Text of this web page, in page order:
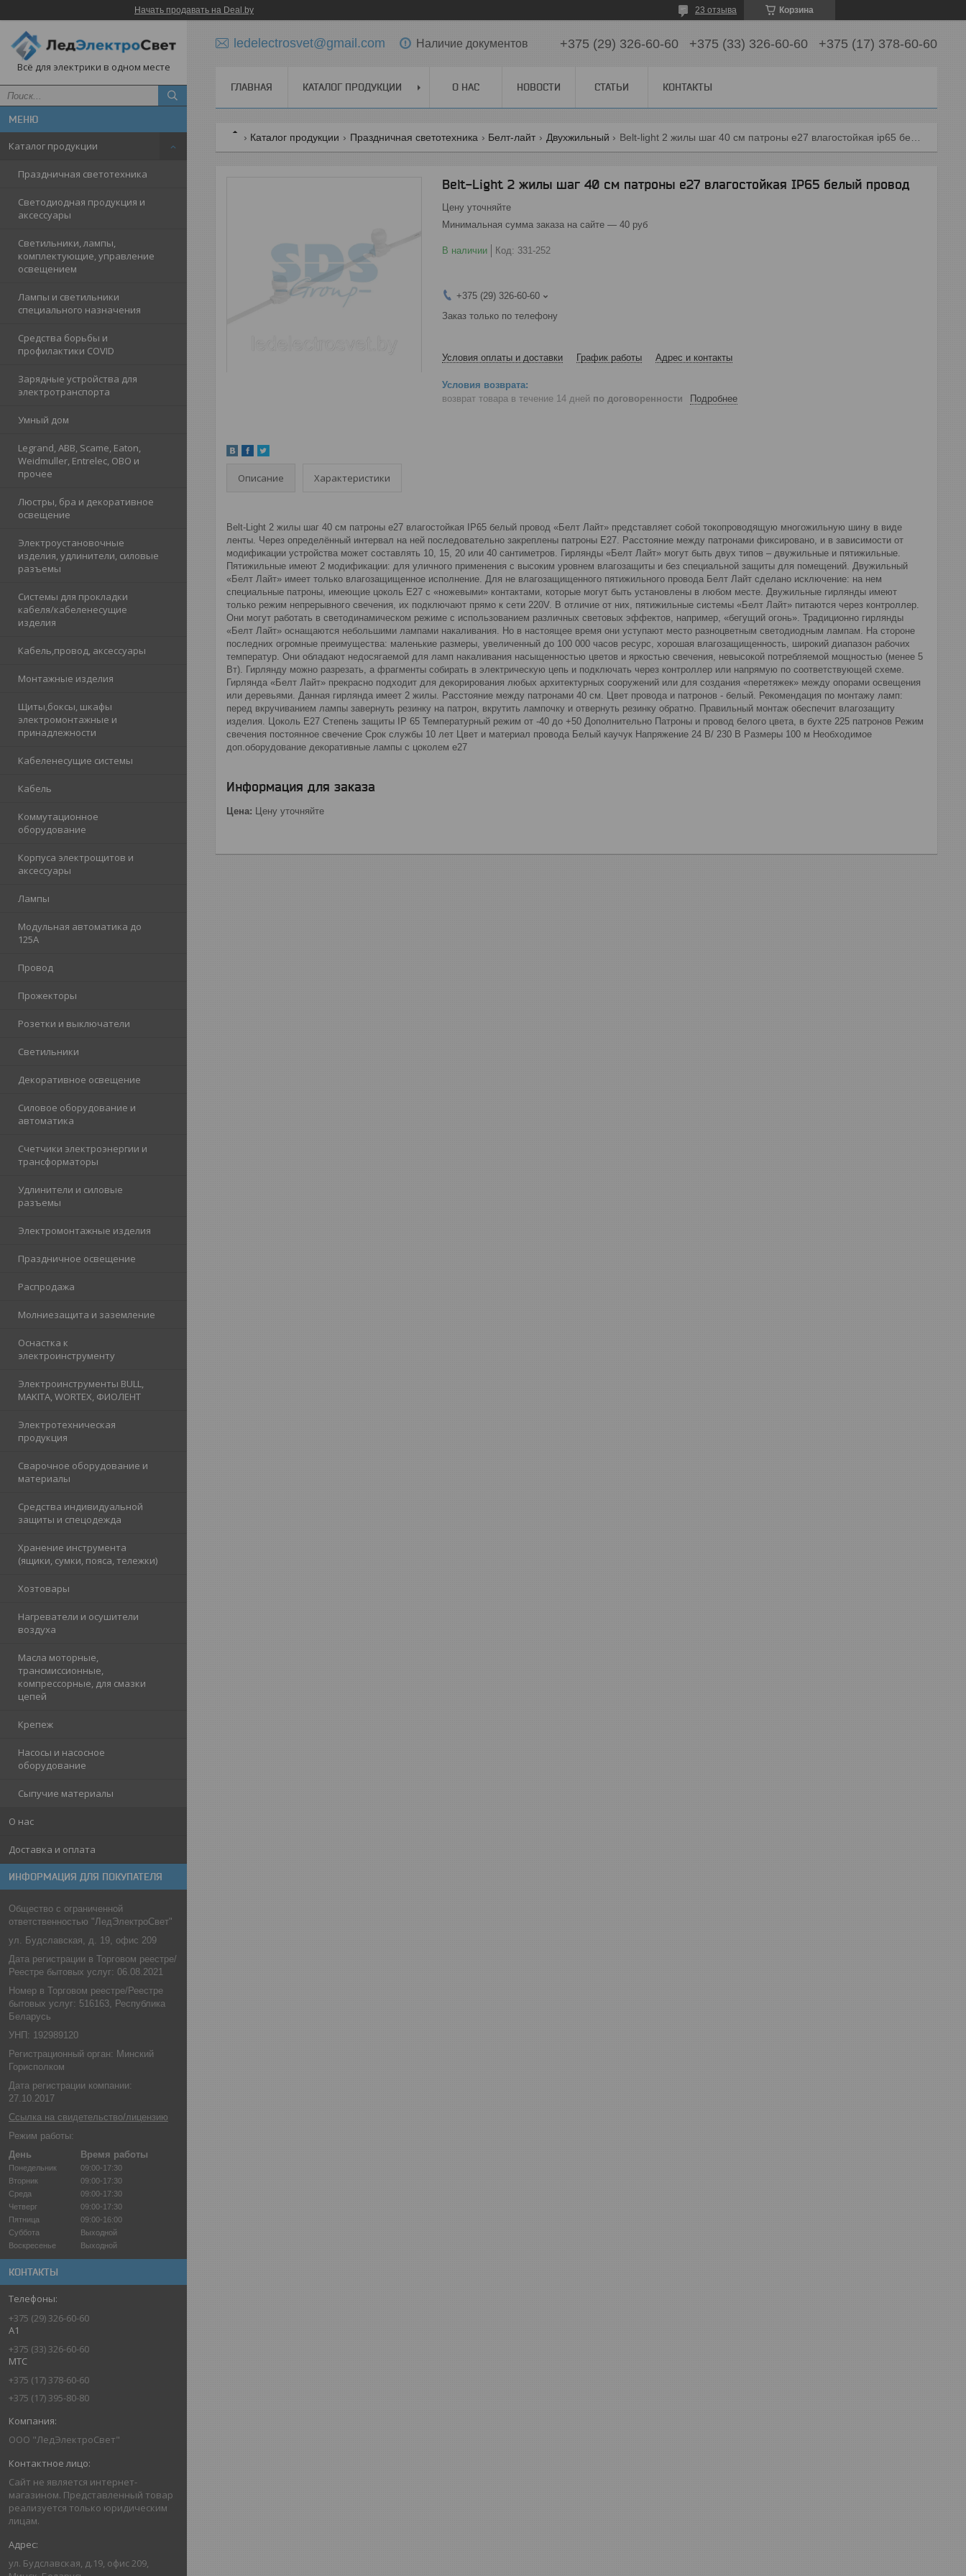
Начать продавать на Deal.by Корзина
23 отзыва
Всё для электрики в одном месте
Каталог продукции
Праздничная светотехника
Светодиодная продукция и
аксессуары
Светильники, лампы,
комплектующие, управление
освещением
Лампы и светильники
специального назначения
Средства борьбы и
профилактики COVID
Зарядные устройства для
электротранспорта
Умный дом
Legrand, ABB, Scame, Eaton,
Weidmuller, Entrelec, OBO и
прочее
Люстры, бра и декоративное
освещение
Электроустановочные
изделия, удлинители, силовые
разъемы
Системы для прокладки
кабеля/кабеленесущие
изделия
Кабель,провод, аксессуары
Монтажные изделия
Щиты,боксы, шкафы
электромонтажные и
принадлежности
Кабеленесущие системы
Кабель
Коммутационное
оборудование
Корпуса электрощитов и
аксессуары
Лампы
Модульная автоматика до
125А
Провод
Прожекторы
Розетки и выключатели
Светильники
Декоративное освещение
Силовое оборудование и
автоматика
Счетчики электроэнергии и
трансформаторы
Удлинители и силовые
разъемы
Электромонтажные изделия
Праздничное освещение
Распродажа
Молниезащита и заземление
Оснастка к
электроинструменту
Электроинструменты BULL,
MAKITA, WORTEX, ФИОЛЕНТ
Электротехническая
продукция
Сварочное оборудование и
материалы
Средства индивидуальной
защиты и спецодежда
Хранение инструмента
(ящики, сумки, пояса, тележки)
Хозтовары
Нагреватели и осушители
воздуха
Масла моторные,
трансмиссионные,
компрессорные, для смазки
цепей
Крепеж
Насосы и насосное
оборудование
Сыпучие материалы
О нас
Доставка и оплата
ИНФОРМАЦИЯ ДЛЯ ПОКУПАТЕЛЯ
Общество с ограниченной
ответственностью "ЛедЭлектроСвет"
ул. Будславская, д. 19, офис 209
Дата регистрации в Торговом реестре/
Реестре бытовых услуг: 06.08.2021
Номер в Торговом реестре/Реестре
бытовых услуг: 516163, Республика
Беларусь
УНП: 192989120
Регистрационный орган: Минский
Горисполком
Дата регистрации компании:
27.10.2017
Ссылка на свидетельство/лицензию
Режим работы:
День
Время работы
Понедельник
09:00-17:30
Вторник
09:00-17:30
Среда
09:00-17:30
Четверг
09:00-17:30
Пятница
09:00-16:00
Суббота
Выходной
Воскресенье
Выходной
КОНТАКТЫ
+375 (29) 326-60-60
A1
+375 (33) 326-60-60
MTC
+375 (17) 378-60-60
+375 (17) 395-80-80
ООО "ЛедЭлектроСвет"
Сайт не является интернет-
магазином. Представленный товар
реализуется только юридическим
лицам.
ул. Будславская, д.19, офис 209,
ledelectrosvet@gmail.com Наличие документов +375 (29) 326-60-60 +375 (33) 326-60-60 +375 (17) 378-60-60
ГЛАВНАЯ КАТАЛОГ ПРОДУКЦИИ О НАС НОВОСТИ СТАТЬИ КОНТАКТЫ
Каталог продукции Праздничная светотехника Белт-лайт Двухжильный
Belt-Light 2 жилы шаг 40 см патроны e27 влагостойкая IP65 белый провод
Цену уточняйте
Минимальная сумма заказа на сайте — 40 руб
В наличии Код: 331-252
+375 (29) 326-60-60
Заказ только по телефону
Условия оплаты и доставки График работы Адрес и контакты
возврат товара в течение 14 дней по договоренности Подробнее
Описание Характеристики
Belt-Light 2 жилы шаг 40 см патроны e27 влагостойкая IP65 белый провод «Белт Лайт» представляет собой токопроводящую многожильную шину в виде
ленты. Через определённый интервал на ней последовательно закреплены патроны Е27. Расстояние между патронами фиксировано, и в зависимости от
модификации устройства может составлять 10, 15, 20 или 40 сантиметров. Гирлянды «Белт Лайт» могут быть двух типов – двужильные и пятижильные.
Пятижильные имеют 2 модификации: для уличного применения с высоким уровнем влагозащиты и без специальной защиты для помещений. Двужильный
«Белт Лайт» имеет только влагозащищенное исполнение. Для не влагозащищенного пятижильного провода Белт Лайт сделано исключение: на нем
специальные патроны, имеющие цоколь E27 с «ножевыми» контактами, которые могут быть установлены в любом месте. Двужильные гирлянды имеют
только режим непрерывного свечения, их подключают прямо к сети 220V. В отличие от них, пятижильные системы «Белт Лайт» питаются через контроллер.
Они могут работать в светодинамическом режиме с использованием различных световых эффектов, например, «бегущий огонь». Традиционно гирлянды
«Белт Лайт» оснащаются небольшими лампами накаливания. Но в настоящее время они уступают место разноцветным светодиодным лампам. На стороне
последних огромные преимущества: маленькие размеры, увеличенный до 100 000 часов ресурс, хорошая влагозащищенность, широкий диапазон рабочих
температур. Они обладают недосягаемой для ламп накаливания насыщенностью цветов и яркостью свечения, невысокой потребляемой мощностью (менее 5
Вт). Гирлянду можно разрезать, а фрагменты собирать в электрическую цепь и подключать через контроллер или напрямую по соответствующей схеме.
Гирлянда «Белт Лайт» прекрасно подходит для декорирования любых архитектурных сооружений или для создания «перетяжек» между опорами освещения
или деревьями. Данная гирлянда имеет 2 жилы. Расстояние между патронами 40 см. Цвет провода и патронов - белый. Рекомендация по монтажу ламп:
перед вкручиванием лампы завернуть резинку на патрон, вкрутить лампочку и отвернуть резинку обратно. Правильный монтаж обеспечит влагозащиту
изделия. Цоколь Е27 Степень защиты IP 65 Температурный режим от -40 до +50 Дополнительно Патроны и провод белого цвета, в бухте 225 патронов Режим
свечения постоянное свечение Срок службы 10 лет Цвет и материал провода Белый каучук Напряжение 24 В/ 230 В Размеры 100 м Необходимое
доп.оборудование декоративные лампы с цоколем е27
Информация для заказа
Цена: Цену уточняйте